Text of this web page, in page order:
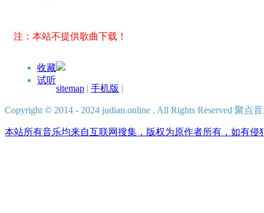
注：本站不提供歌曲下载！
收藏
试听
sitemap | 手机版 |
Copyright © 2014 - 2024 judian.online , All Rights Reserved 聚点
本站所有音乐均来自互联网搜集，版权为原作者所有，如有侵